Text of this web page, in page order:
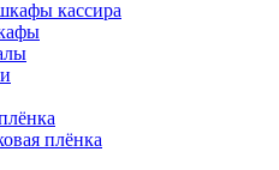
кассира
плёнка